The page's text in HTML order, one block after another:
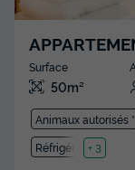
Surface
50m²
Animaux autorisés *
Réfrigérateur
+ 3